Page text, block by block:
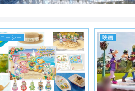
ーシー 映画